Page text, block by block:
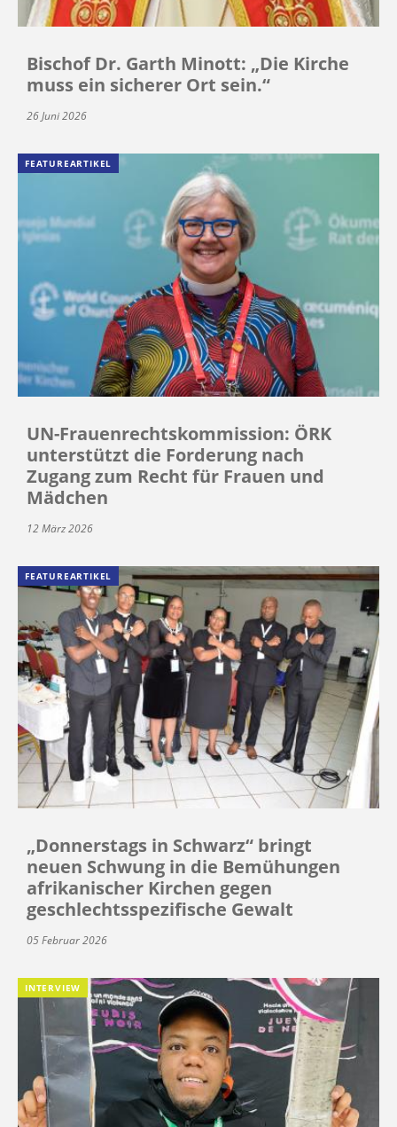
Bischof Dr. Garth Minott: „Die Kirche
muss ein sicherer Ort sein.“
26 Juni 2026
FEATUREARTIKEL
UN-Frauenrechtskommission: ÖRK
unterstützt die Forderung nach
Zugang zum Recht für Frauen und
Mädchen
12 März 2026
FEATUREARTIKEL
„Donnerstags in Schwarz“ bringt
neuen Schwung in die Bemühungen
afrikanischer Kirchen gegen
geschlechtsspezifische Gewalt
05 Februar 2026
INTERVIEW